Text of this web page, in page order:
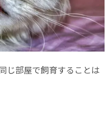
じ部屋で飼育することは